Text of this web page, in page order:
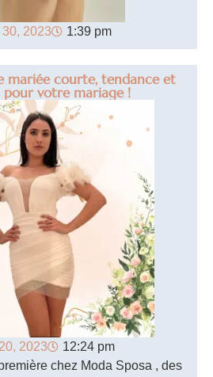
2023 1:39 pm
mariée courte, tendance et
votre mariage !
2023
12:24 pm
chez Moda Sposa , des